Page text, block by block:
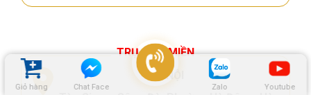
Giỏ hàng Chat Face Zalo Youtube
TRỤ SỞ 3 MIỀN
HÀ NỘI